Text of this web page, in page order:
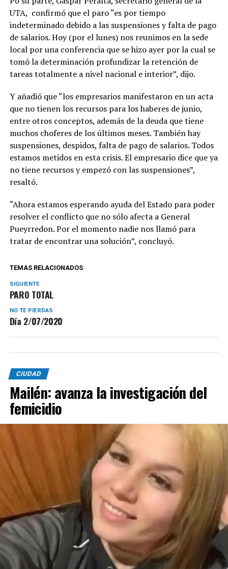
UTA, confirmó que el paro “es por tiempo
indeterminado debido a las suspensiones y falta de pago
de salarios. Hoy (por el lunes) nos reunimos en la sede
local por una conferencia que se hizo ayer por la cual se
tomó la determinación profundizar la retención de
tareas totalmente a nivel nacional e interior”, dijo.
Y añadió que “los empresarios manifestaron en un acta
que no tienen los recursos para los haberes de junio,
entre otros conceptos, además de la deuda que tiene
muchos choferes de los últimos meses. También hay
suspensiones, despidos, falta de pago de salarios. Todos
estamos metidos en esta crisis. El empresario dice que ya
no tiene recursos y empezó con las suspensiones”,
resaltó.
“Ahora estamos esperando ayuda del Estado para poder
resolver el conflicto que no sólo afecta a General
Pueyrredon. Por el momento nadie nos llamó para
tratar de encontrar una solución”, concluyó.
TEMAS RELACIONADOS
SIGUIENTE
PARO TOTAL
NO TE PIERDAS
Día 2/07/2020
CIUDAD
Mailén: avanza la investigación del
femicidio